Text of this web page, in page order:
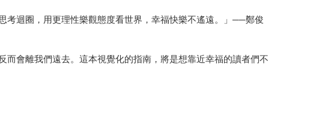
考迴圈，用更理性樂觀態度看世界，幸福快樂不遙遠。」──鄭俊
而會離我們遠去。這本視覺化的指南，將是想靠近幸福的讀者們不